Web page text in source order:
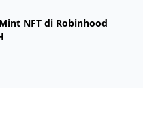
NFT di Robinhood